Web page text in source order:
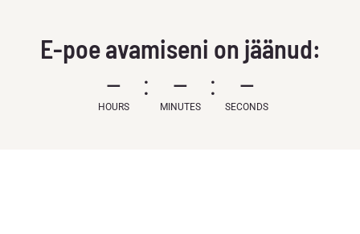
E-poe avamiseni on jäänud:
–
HOURS
–
MINUTES
–
SECONDS